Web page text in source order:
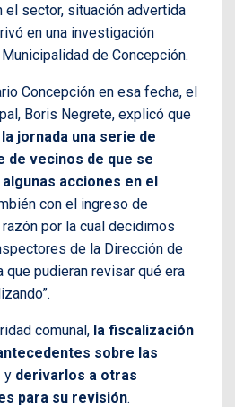
el sector, situación advertida
en una investigación
de Concepción.
Concepción en esa fecha, el
Boris Negrete, explicó que
jornada una serie de
de vecinos de que se
acciones en el
con el ingreso de
por la cual decidimos
de la Dirección de
que pudieran revisar qué era
comunal, la fiscalización
sobre las
y derivarlos a otras
para su revisión.